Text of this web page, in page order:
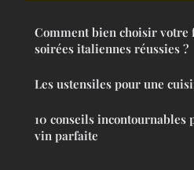
Comment bien choisir votre
soirées italiennes réussies ?
Les ustensiles pour une
10 conseils incontournables
vin parfaite